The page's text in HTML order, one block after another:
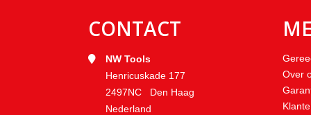
CONTACT
NW Tools
Henricuskade 177
2497NC Den Haag
Nederland
Over